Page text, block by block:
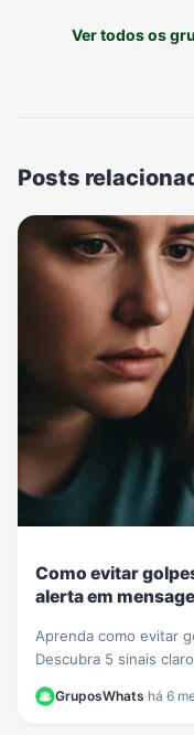
Ver todos os
Posts
Como evitar
alerta em
Aprenda como evitar
Descubra 5 sinais
proteger seus dados
GruposWhats·há 6